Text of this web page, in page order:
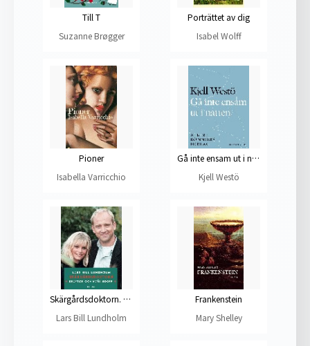
Till T
Suzanne Brøgger
Porträttet av dig
Isabel Wolff
Pioner
Isabella Varricchio
Gå inte ensam ut i natten
Kjell Westö
Skärgårdsdoktorn. Kräftor och kvällsdopp
Lars Bill Lundholm
Frankenstein
Mary Shelley